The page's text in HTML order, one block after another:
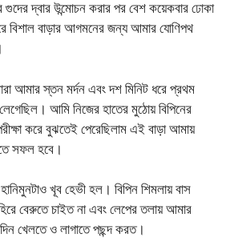
দ্বার উন্মোচন করার পর বেশ কয়েকবার ঢোকা
বিশাল বাড়ার আগমনের জন্য আমার যোণিপথ
আমার স্তন মর্দন এবং দশ মিনিট ধরে প্রথম
আমি নিজের হাতের মুঠোয় বিপিনের
করে বুঝতেই পেরেছিলাম এই বাড়া আমায়
সফল হবে।
খূব হেভী হল। বিপিন শিমলায় বাস
বেরুতে চাইত না এবং লেপের তলায় আমার
খেলতে ও লাগাতে পছন্দ করত।